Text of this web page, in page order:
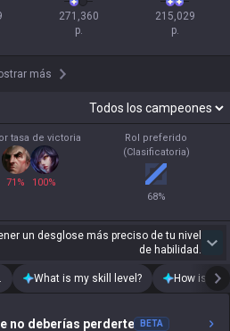
271,360
p.
215,029
p.
más
tasa de victoria
71 % 100%
Rol preferido
(Clasificatoria)
68%
un desglose más preciso de tu nivel
de habilidad.
What is my skill level? How is my
no deberías perderte BETA